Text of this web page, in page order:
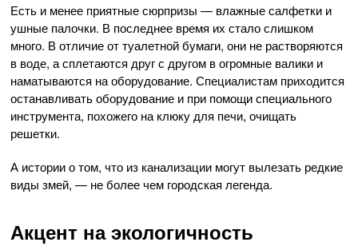
Есть и менее приятные сюрпризы — влажные салфетки и
ушные палочки. В последнее время их стало слишком
много. В отличие от туалетной бумаги, они не растворяются
в воде, а сплетаются друг с другом в огромные валики и
наматываются на оборудование. Специалистам приходится
останавливать оборудование и при помощи специального
инструмента, похожего на клюку для печи, очищать
решетки.
А истории о том, что из канализации могут вылезать редкие
виды змей, — не более чем городская легенда.
Акцент на экологичность